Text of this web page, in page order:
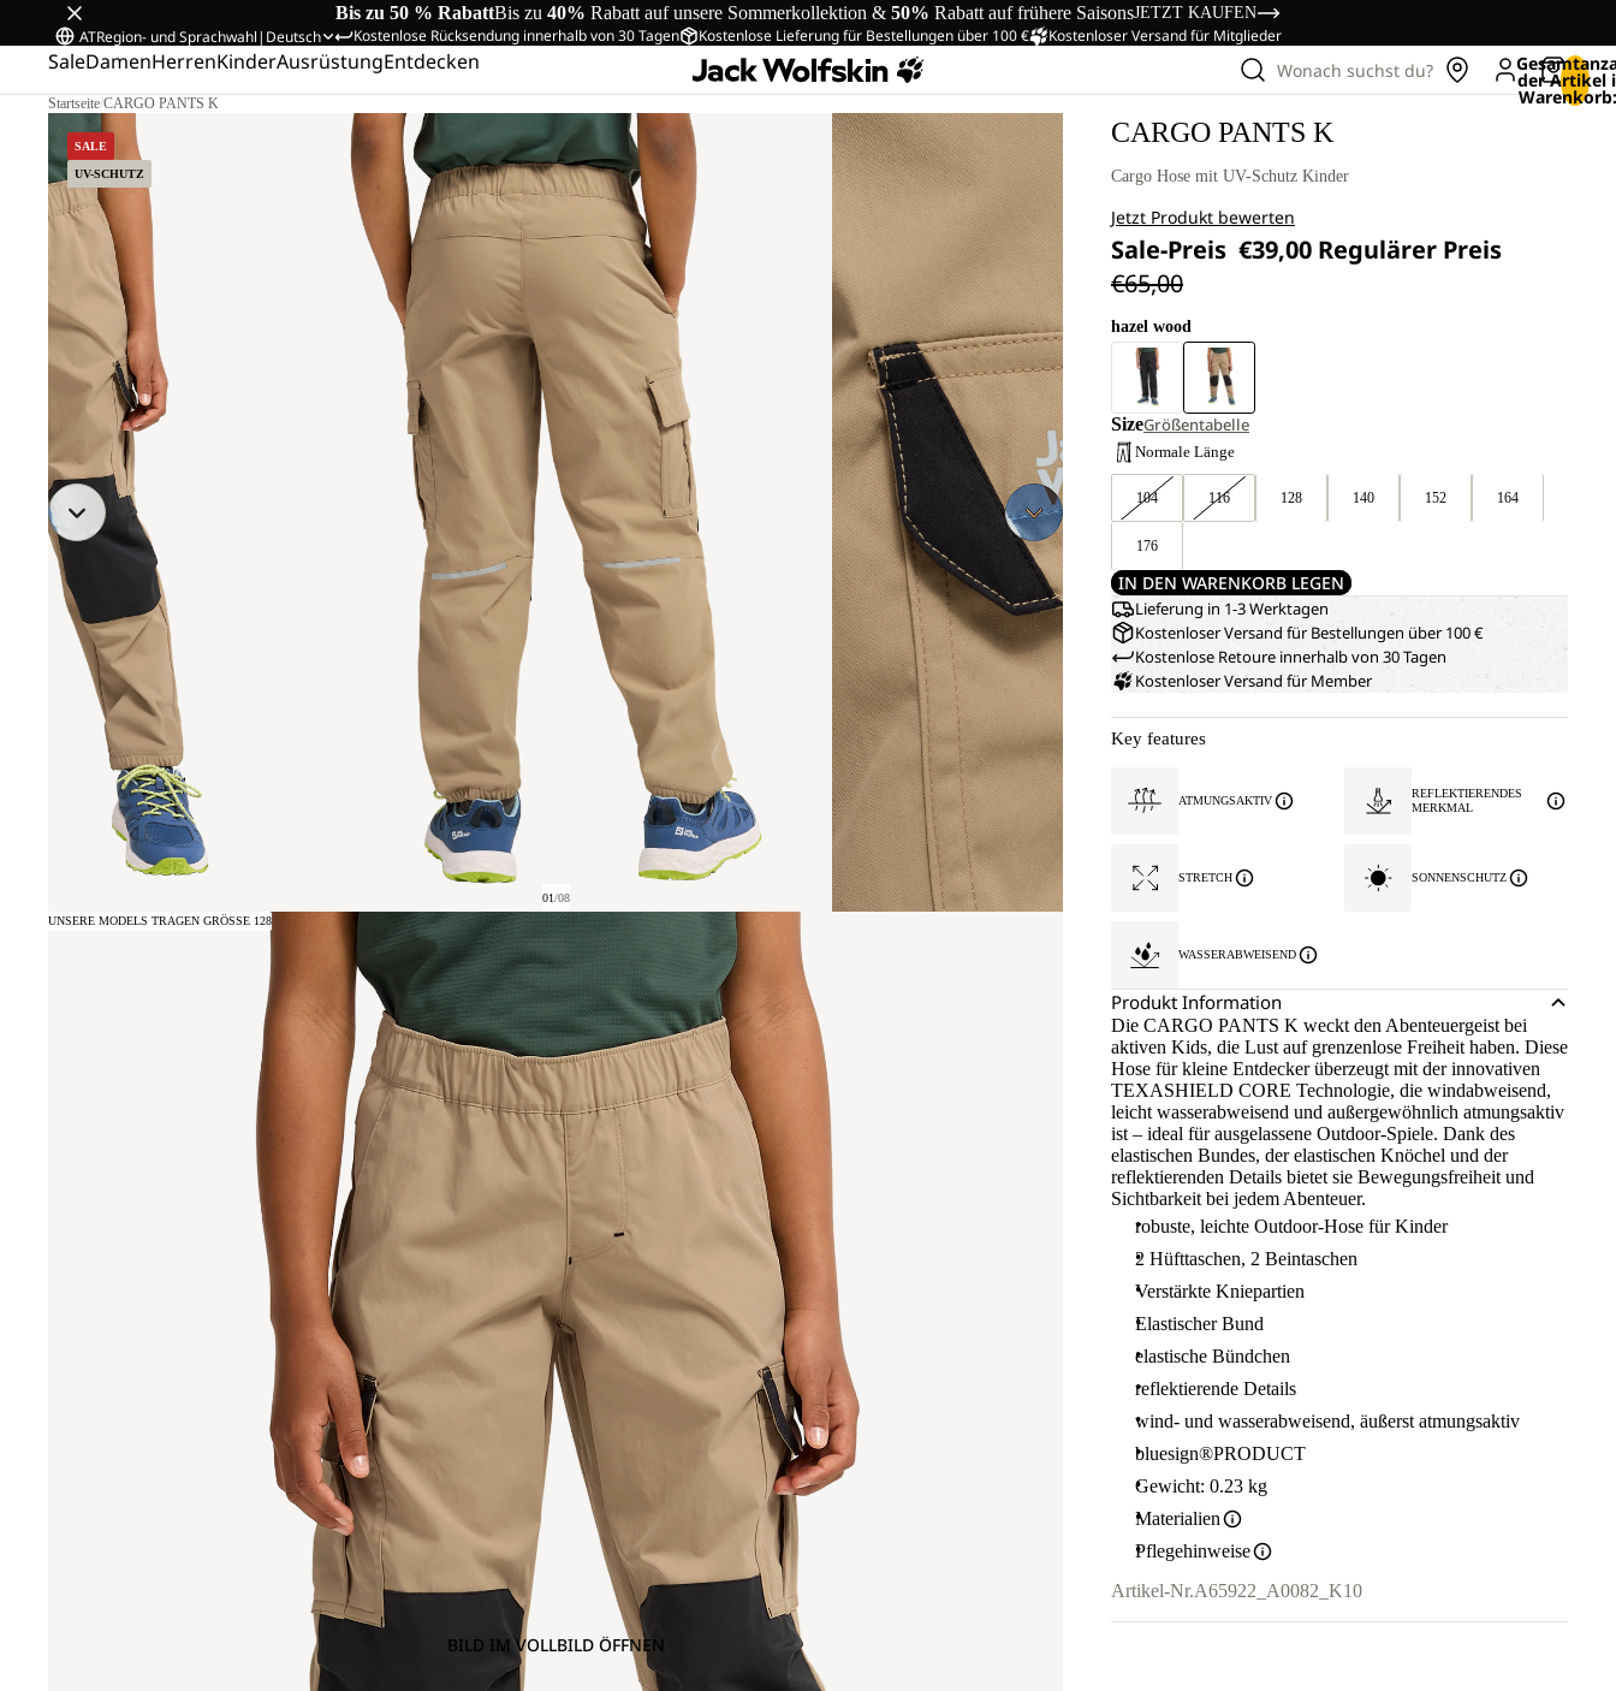
Bis zu 50 % RabattBis zu 40% Rabatt auf unsere Sommerkollektion & 50% Rabatt auf frühere SaisonsJETZT KAUFEN
Kostenlose Rücksendung innerhalb von 30 Tagen Kostenlose Lieferung für Bestellungen über 100 € Kostenloser Versand für Mitglieder
ATRegion- und Sprachwahl| Deutsch
SaleDamenHerrenKinderAusrüstungEntdecken Wonach suchst du? der Artikel
Startseite/CARGO PANTS K
SALE
UV-SCHUTZ
01/08
BILD IM VOLLBILD ÖFFNEN
UNSERE MODELS TRAGEN GRÖSSE 128
CARGO PANTS K
Cargo Hose mit UV-Schutz Kinder
Jetzt Produkt bewerten
Sale-Preis €39,00 Regulärer Preis
€65,00
hazel wood
SizeGrößentabelle
Normale Länge
104 116 128 140 152 164
176
IN DEN WARENKORB LEGEN
Lieferung in 1-3 Werktagen
Kostenloser Versand für Bestellungen über 100 €
Kostenlose Retoure innerhalb von 30 Tagen
Kostenloser Versand für Member
Key features
ATMUNGSAKTIV
REFLEKTIERENDES
MERKMAL
STRETCH SONNENSCHUTZ
WASSERABWEISEND
Produkt Information
Die CARGO PANTS K weckt den Abenteuergeist bei
aktiven Kids, die Lust auf grenzenlose Freiheit haben. Diese
Hose für kleine Entdecker überzeugt mit der innovativen
TEXASHIELD CORE Technologie, die windabweisend,
leicht wasserabweisend und außergewöhnlich atmungsaktiv
ist – ideal für ausgelassene Outdoor-Spiele. Dank des
elastischen Bundes, der elastischen Knöchel und der
reflektierenden Details bietet sie Bewegungsfreiheit und
Sichtbarkeit bei jedem Abenteuer.
robuste, leichte Outdoor-Hose für Kinder
2 Hüfttaschen, 2 Beintaschen
Verstärkte Kniepartien
Elastischer Bund
elastische Bündchen
reflektierende Details
wind- und wasserabweisend, äußerst atmungsaktiv
bluesign®PRODUCT
Gewicht: 0.23 kg
Materialien
Pflegehinweise
Artikel-Nr.A65922_A0082_K10